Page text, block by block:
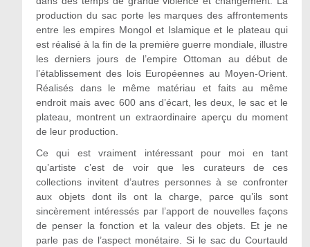
production du sac porte les marques des affrontements
entre les empires Mongol et Islamique et le plateau qui
est réalisé à la fin de la première guerre mondiale, illustre
les derniers jours de l’empire Ottoman au début de
l’établissement des lois Européennes au Moyen-Orient.
Réalisés dans le même matériau et faits au même
endroit mais avec 600 ans d’écart, les deux, le sac et le
plateau, montrent un extraordinaire aperçu du moment
de leur production.
Ce qui est vraiment intéressant pour moi en tant
qu’artiste c’est de voir que les curateurs de ces
collections invitent d’autres personnes à se confronter
aux objets dont ils ont la charge, parce qu’ils sont
sincèrement intéressés par l’apport de nouvelles façons
de penser la fonction et la valeur des objets. Et je ne
parle pas de l’aspect monétaire. Si le sac du Courtauld